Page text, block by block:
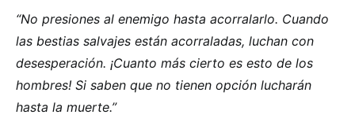
“No presiones al enemigo hasta acorralarlo. Cuando
las bestias salvajes están acorraladas, luchan con
desesperación. ¡Cuanto más cierto es esto de los
hombres! Si saben que no tienen opción lucharán
hasta la muerte.”